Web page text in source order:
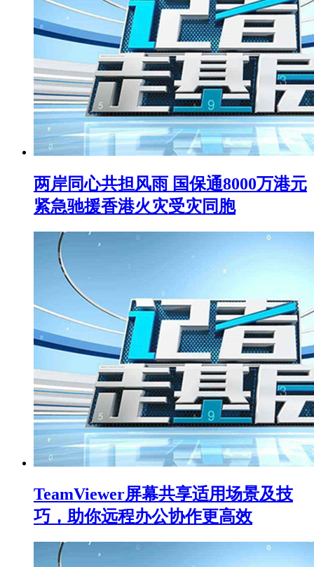
两岸同心共担风雨 国保通8000万港元
紧急驰援香港火灾受灾同胞
TeamViewer屏幕共享适用场景及技
巧，助你远程办公协作更高效